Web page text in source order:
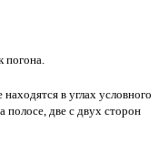
погона.
в углах условного
полосе, две с двух сторон